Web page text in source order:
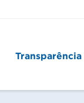
Transparência